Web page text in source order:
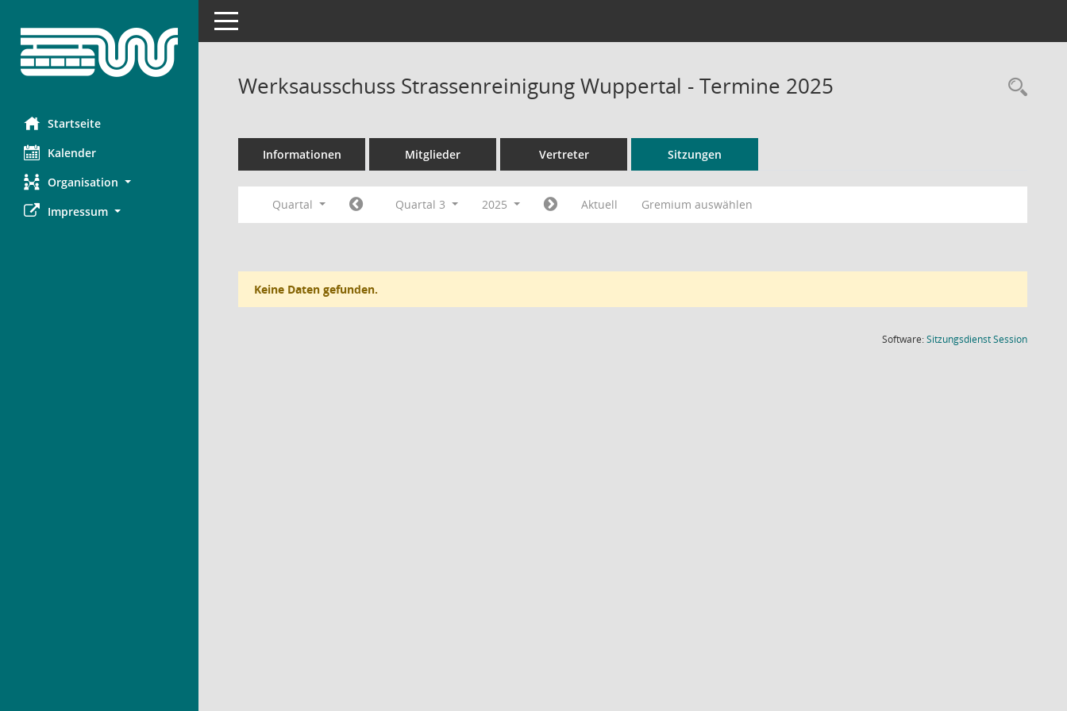
Startseite
Kalender
Organisation
Impressum
Toggle navigation
Werksausschuss Strassenreinigung Wuppertal - Termine 2025
Informationen Mitglieder Vertreter Sitzungen
Quartal Quartal 3 2025 Aktuell Gremium auswählen
Keine Daten gefunden.
Software:SitzungsdienstSession(Wird in